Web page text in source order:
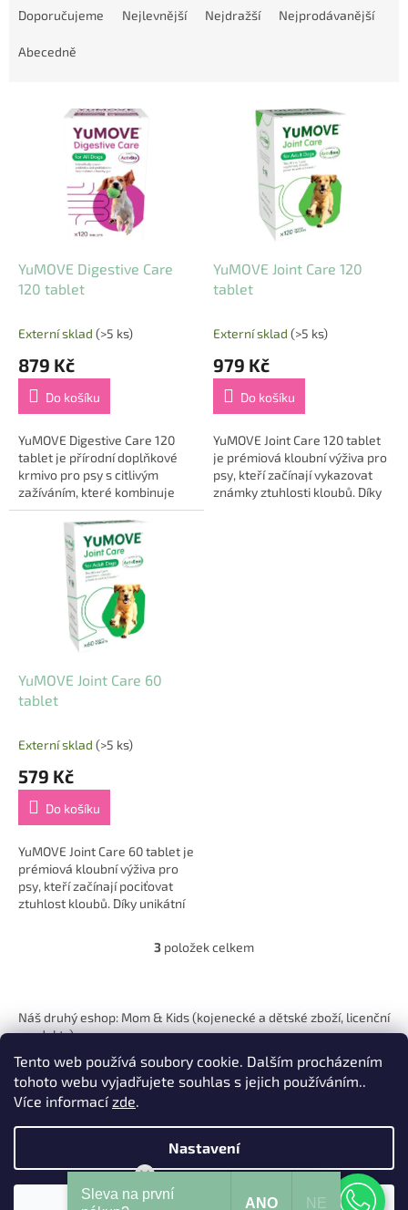
Tento web používá soubory cookie. Dalším procházením
tohoto webu vyjadřujete souhlas s jejich používáním..
Více informacízde.
Nastavení
Doporučujeme Nejlevnější Nejdražší Nejprodávanější
Abecedně
YuMOVE Digestive Care
120 tablet
Externí sklad (>5 ks)
879 Kč
Do košíku
YuMOVE Digestive Care 120
tablet je přírodní doplňkové
krmivo pro psy s citlivým
zažíváním, které kombinuje
probiotika a prebiotika pro
podporu zdravého trávení a
pevné stolice....
YuMOVE Joint Care 120
tablet
Externí sklad (>5 ks)
979 Kč
Do košíku
YuMOVE Joint Care 120 tablet
je prémiová kloubní výživa pro
psy, kteří začínají vykazovat
známky ztuhlosti kloubů. Díky
YuMOVE Joint Care 60
tablet
Externí sklad (>5 ks)
579 Kč
Do košíku
YuMOVE Joint Care 60 tablet je
prémiová kloubní výživa pro
psy, kteří začínají pociťovat
ztuhlost kloubů. Díky unikátní
O
d
c
í
p
v
k
3 položek celkem
p
Náš druhý eshop: Mom & Kids (kojenecké a dětské zboží, licenční
produkty)
Vytvořil Shoptet
Mohu Vám pomoci?
Sleva na první
ANO NE